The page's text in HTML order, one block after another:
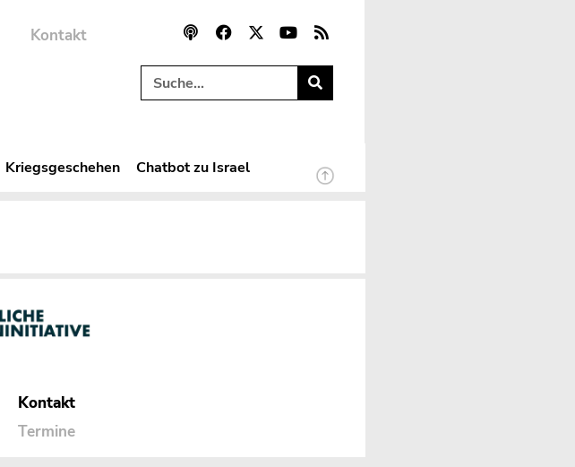
Kontakt
Kriegsgeschehen Chatbot zu Israel
Kontakt
Termine